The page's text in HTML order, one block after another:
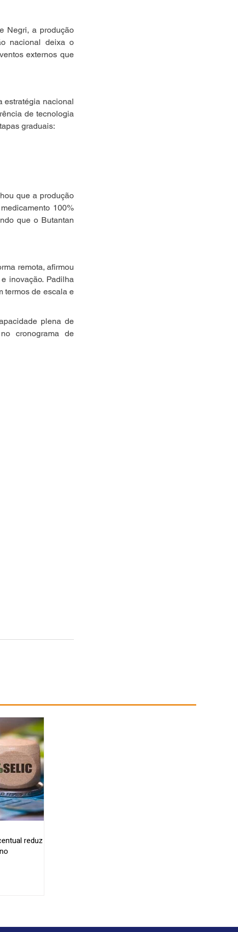
Negri, a produção
nacional deixa o
externos que
estratégia nacional
de tecnologia
graduais:
que a produção
100%
que o Butantan
remota, afirmou
inovação. Padilha
termos de escala e
plena de
cronograma de
reduz